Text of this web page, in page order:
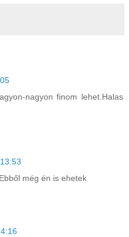
nagyon finom lehet.Halas
még én is ehetek